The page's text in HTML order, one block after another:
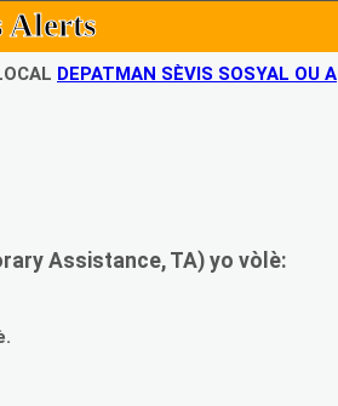
Alerts
DEPATMAN SÈVIS SOSYAL OU A
Assistance, TA) yo vòlè: